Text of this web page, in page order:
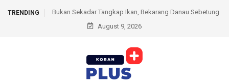
TRENDING
Tangkap Ikan, Bekarang Danau Sebetung Sabu Disimpan dalam Kotak
August 9, 2026